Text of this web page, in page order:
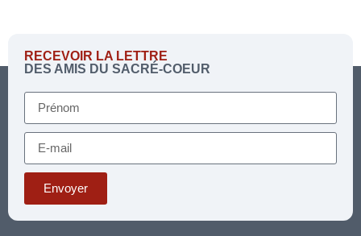
RECEVOIR LA LETTRE
DES AMIS DU SACRÉ-COEUR
Envoyer